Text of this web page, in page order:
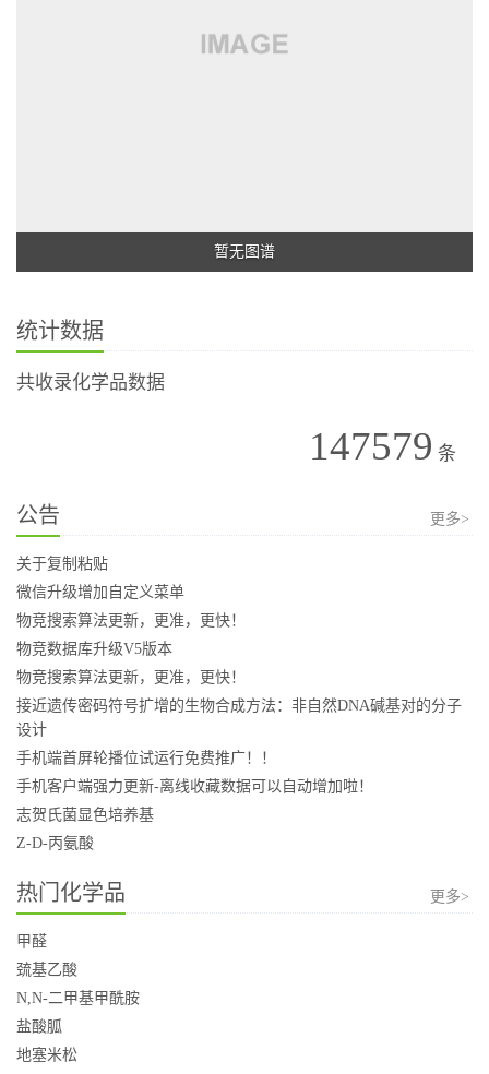
暂无图谱
统计数据
共收录化学品数据
147579 条
公告 更多>
关于复制粘贴
微信升级增加自定义菜单
物竞搜索算法更新，更准，更快！
物竞数据库升级V5版本
物竞搜索算法更新，更准，更快！
接近遗传密码符号扩增的生物合成方法：非自然DNA碱基对的分子
设计
手机端首屏轮播位试运行免费推广！！
手机客户端强力更新-离线收藏数据可以自动增加啦！
志贺氏菌显色培养基
Z-D-丙氨酸
热门化学品 更多>
甲醛
巯基乙酸
N,N-二甲基甲酰胺
盐酸胍
地塞米松